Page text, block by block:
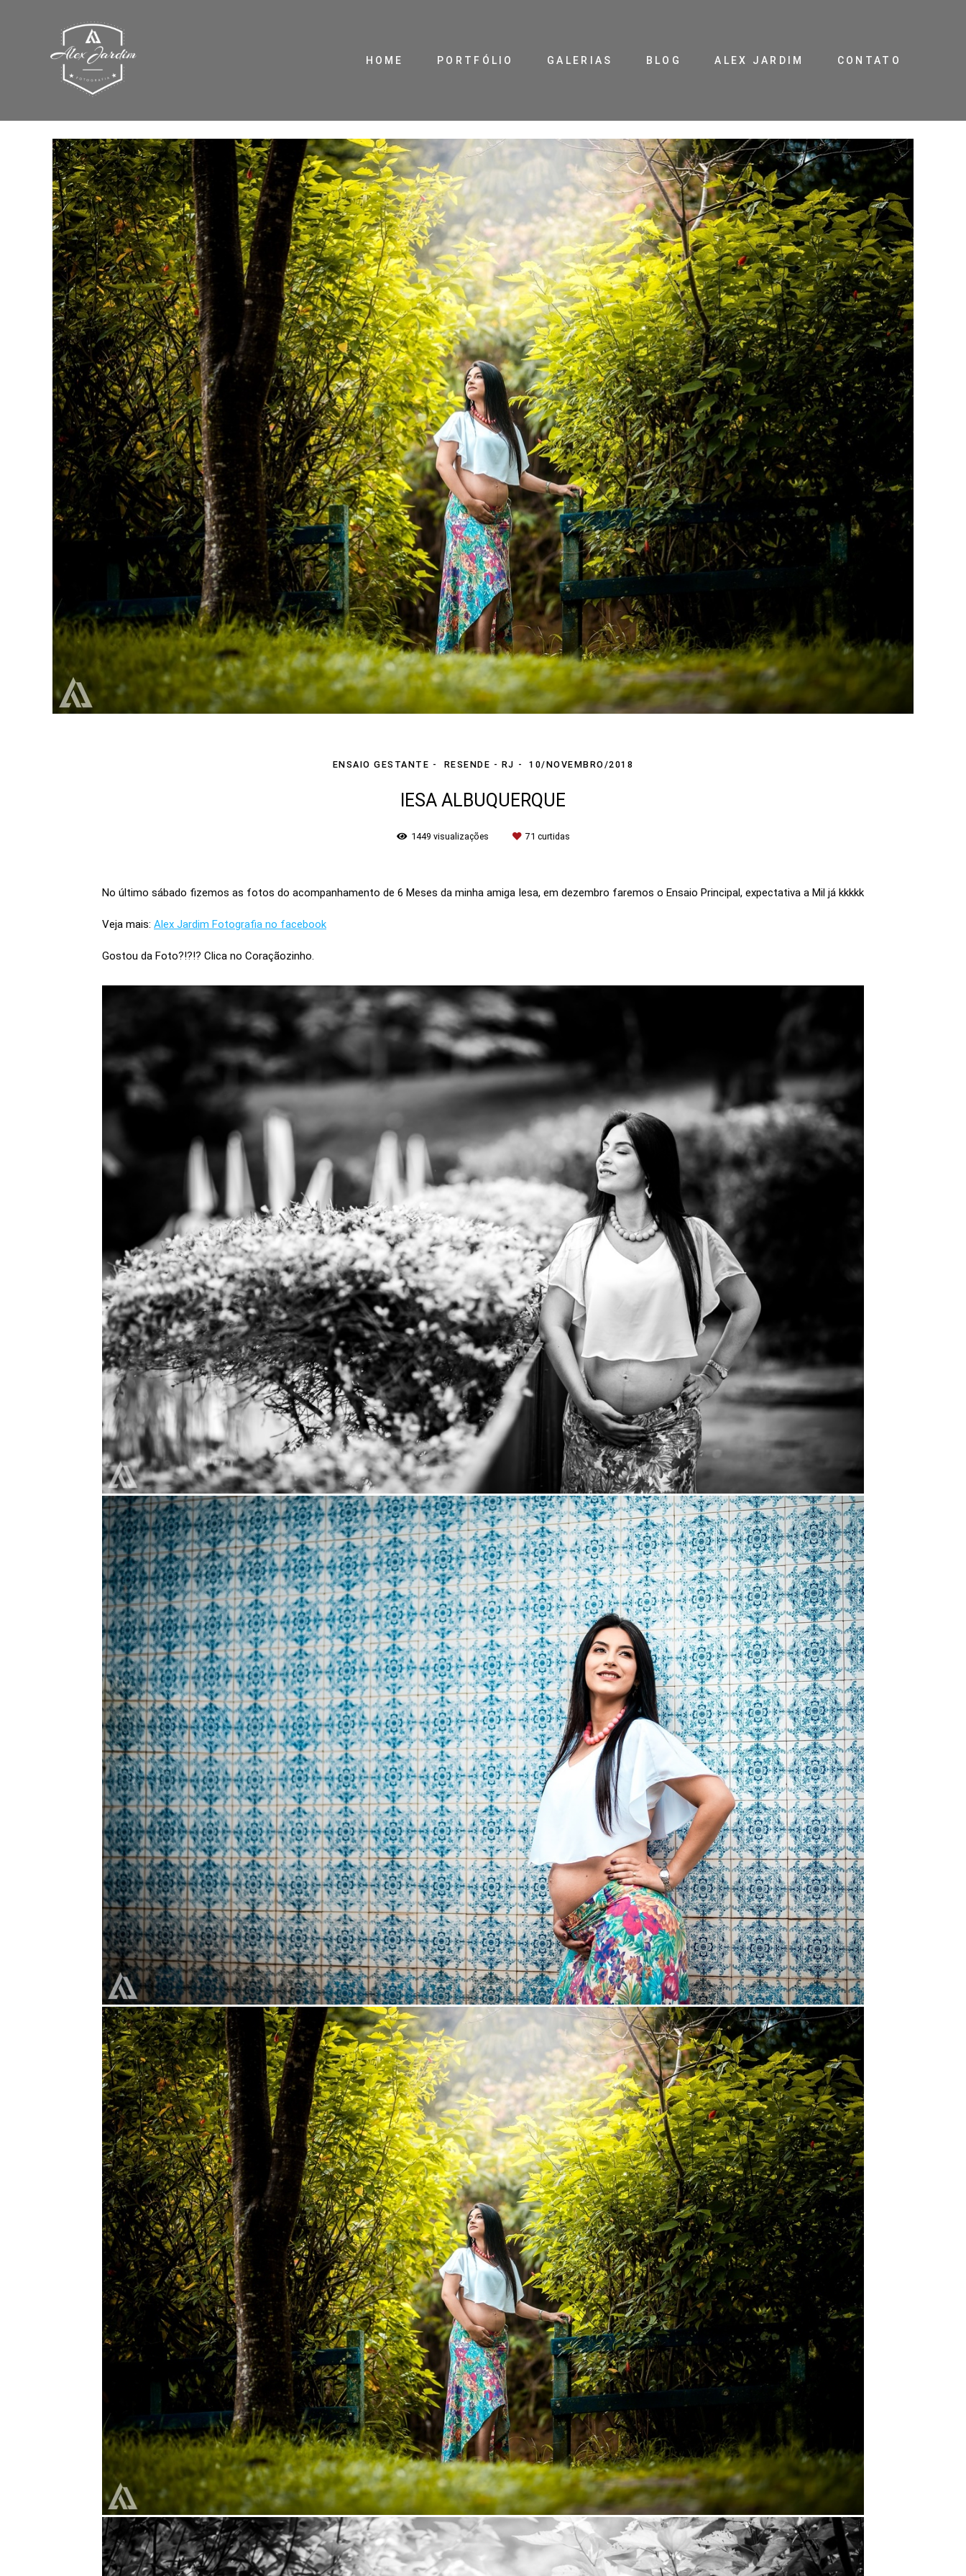
HOME PORTFÓLIO GALERIAS BLOG ALEX JARDIM CONTATO
ENSAIO GESTANTE RESENDE - RJ 10/NOVEMBRO/2018
IESA ALBUQUERQUE
1449 visualizações 71 curtidas
No último sábado fizemos as fotos do acompanhamento de 6 Meses da minha amiga Iesa, em dezembro faremos o Ensaio Principal, expectativa a Mil já kkkkk
Veja mais: Alex Jardim Fotografia no facebook
Gostou da Foto?!?!? Clica no Coraçãozinho.